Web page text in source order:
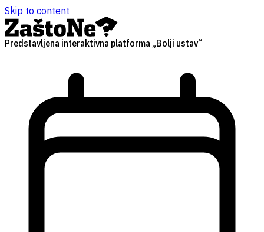
Skip to content
Predstavljena interaktivna platforma „Bolji ustav“